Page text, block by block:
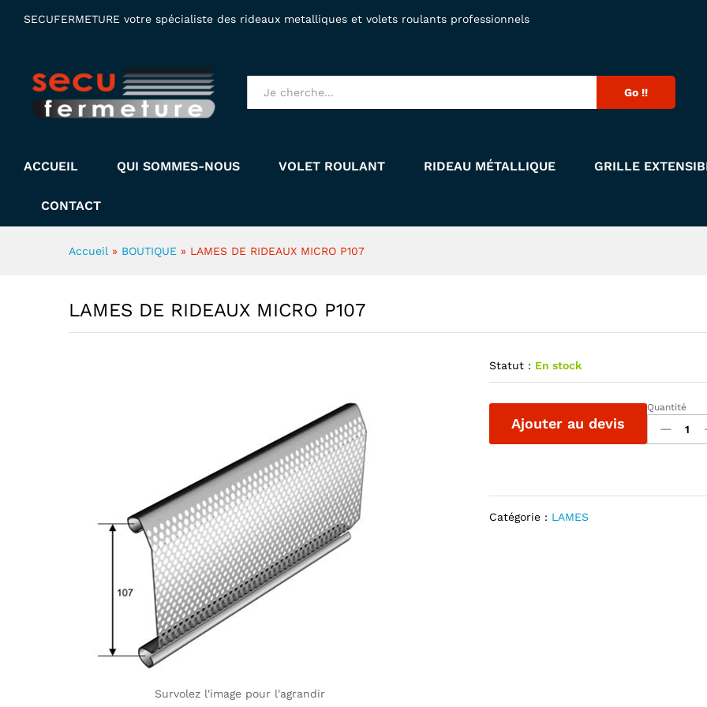
SECUFERMETURE votre spécialiste des rideaux metalliques et volets roulants professionnels
Tous produits Go !!
ACCUEIL QUI SOMMES-NOUS VOLET ROULANT RIDEAU MÉTALLIQUE GRILLE
CONTACT
Accueil » BOUTIQUE » LAMES DE RIDEAUX MICRO P107
LAMES DE RIDEAUX MICRO P107
Survolez l'image pour l'agrandir
Statut : En stock
Ajouter au devis
LAMES
DE
RIDEAUX
quantité
Quantité
Catégorie : LAMES
Description